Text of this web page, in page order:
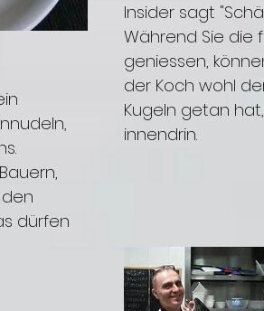
Insider sagt
Während Sie die
geniessen,
der Koch wohl
Kugeln getan
innendrin.
dürfen